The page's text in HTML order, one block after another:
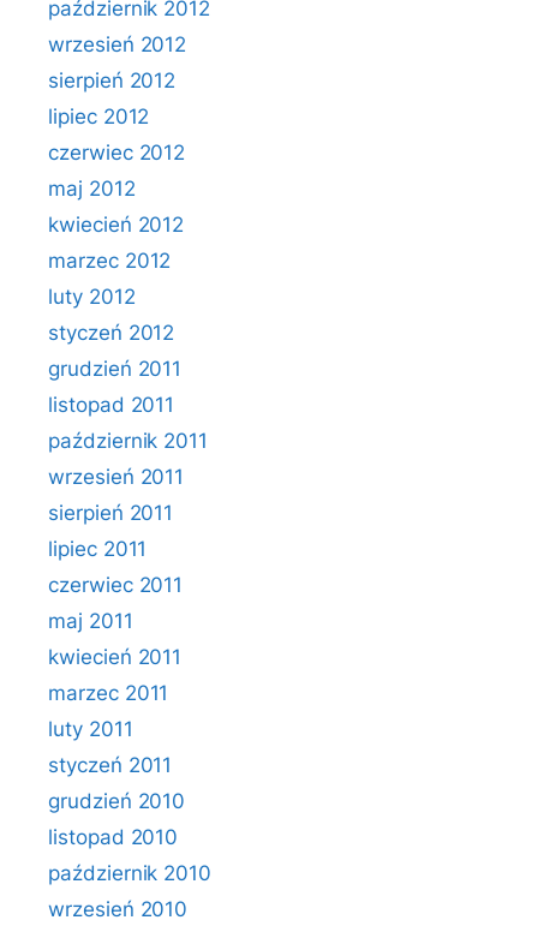
październik 2012
wrzesień 2012
sierpień 2012
lipiec 2012
czerwiec 2012
maj 2012
kwiecień 2012
marzec 2012
luty 2012
styczeń 2012
grudzień 2011
listopad 2011
październik 2011
wrzesień 2011
sierpień 2011
lipiec 2011
czerwiec 2011
maj 2011
kwiecień 2011
marzec 2011
luty 2011
styczeń 2011
grudzień 2010
listopad 2010
październik 2010
wrzesień 2010